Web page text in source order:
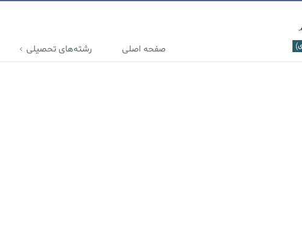
صفحه اصلی رشته‌های تحصیلی